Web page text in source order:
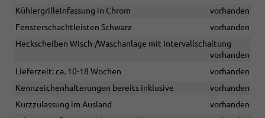
Kühlergrilleinfassung in Chrom
vorhanden
Fensterschachtleisten Schwarz
vorhanden
Heckscheiben Wisch-/Waschanlage mit Intervallschaltung
vorhanden
Lieferzeit: ca. 10-18 Wochen
vorhanden
Kennzeichenhalterungen bereits inklusive
vorhanden
Kurzzulassung im Ausland
vorhanden